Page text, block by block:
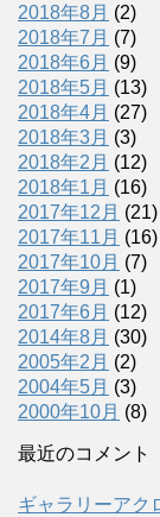
2018年8月 (2)
2018年7月 (7)
2018年6月 (9)
2018年5月 (13)
2018年4月 (27)
2018年3月 (3)
2018年2月 (12)
2018年1月 (16)
2017年12月 (21)
2017年11月 (16)
2017年10月 (7)
2017年9月 (1)
2017年6月 (12)
2014年8月 (30)
2005年2月 (2)
2004年5月 (3)
2000年10月 (8)
最近のコメント
ギャラリーアク